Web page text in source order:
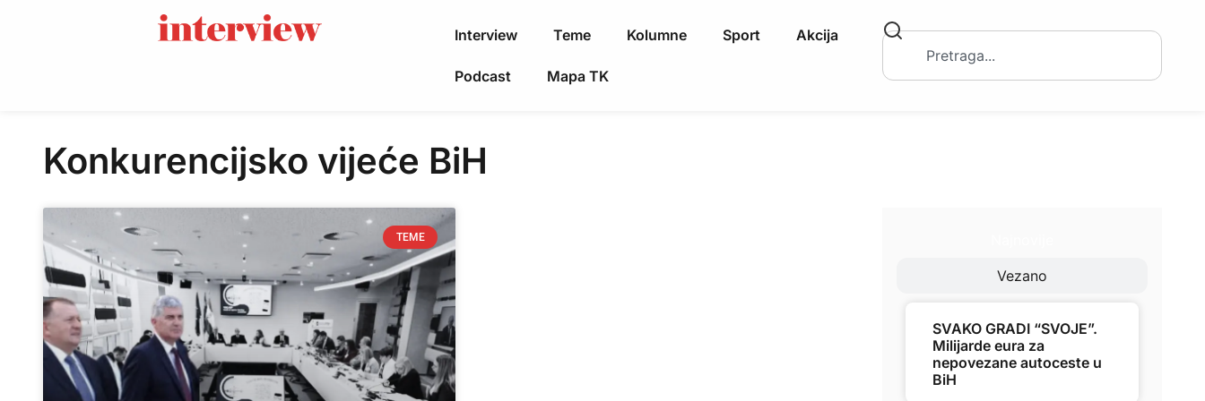
Interview Teme Kolumne Sport Akcija
Podcast Mapa TK
Konkurencijsko vijeće BiH
TEME
Vezano
SVAKO GRADI “SVOJE”.
Milijarde eura za
nepovezane autoceste u
BiH